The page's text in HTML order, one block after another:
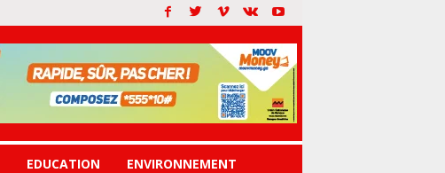
EDUCATION ENVIRONNEMENT